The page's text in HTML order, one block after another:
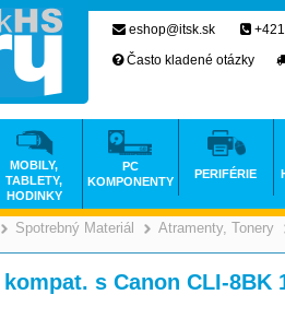
Spotrebný Materiál Atramenty, Tonery
s Canon CLI-8BK
eshop@itsk.sk
Často kladené otázky
MOBILY,
TABLETY,
HODINKY
PC
KOMPONENTY
PERIFÉRIE